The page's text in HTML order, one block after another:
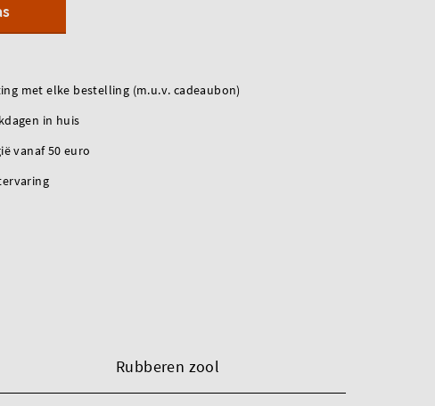
met elke bestelling (m.u.v. cadeaubon)
in huis
vanaf 50 euro
Rubberen zool